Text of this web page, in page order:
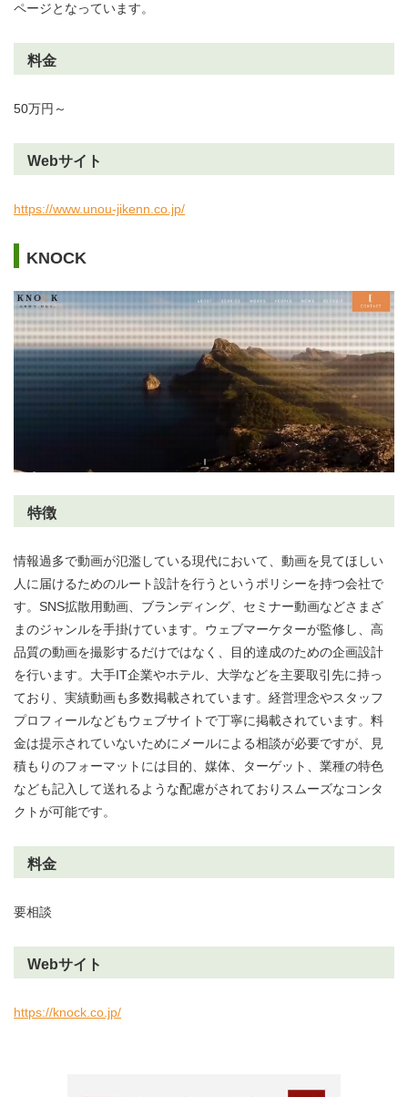
ページとなっています。
料金
50万円～
Webサイト
https://www.unou-jikenn.co.jp/
KNOCK
特徴
情報過多で動画が氾濫している現代において、動画を見てほしい
人に届けるためのルート設計を行うというポリシーを持つ会社で
す。SNS拡散用動画、ブランディング、セミナー動画などさまざ
まのジャンルを手掛けています。ウェブマーケターが監修し、高
品質の動画を撮影するだけではなく、目的達成のための企画設計
を行います。大手IT企業やホテル、大学などを主要取引先に持っ
ており、実績動画も多数掲載されています。経営理念やスタッフ
プロフィールなどもウェブサイトで丁寧に掲載されています。料
金は提示されていないためにメールによる相談が必要ですが、見
積もりのフォーマットには目的、媒体、ターゲット、業種の特色
なども記入して送れるような配慮がされておりスムーズなコンタ
クトが可能です。
料金
要相談
Webサイト
https://knock.co.jp/